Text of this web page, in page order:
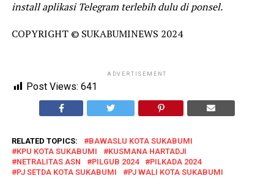
install aplikasi Telegram terlebih dulu di ponsel.
COPYRIGHT © SUKABUMINEWS 2024
ADVERTISEMENT
Post Views: 641
RELATED TOPICS:
BAWASLU KOTA SUKABUMI
KPU KOTA SUKABUMI
KUSMANA HARTADJI
NETRALITAS ASN
PILGUB 2024
PILKADA 2024
PJ SETDA KOTA SUKABUMI
PJ WALI KOTA SUKABUMI